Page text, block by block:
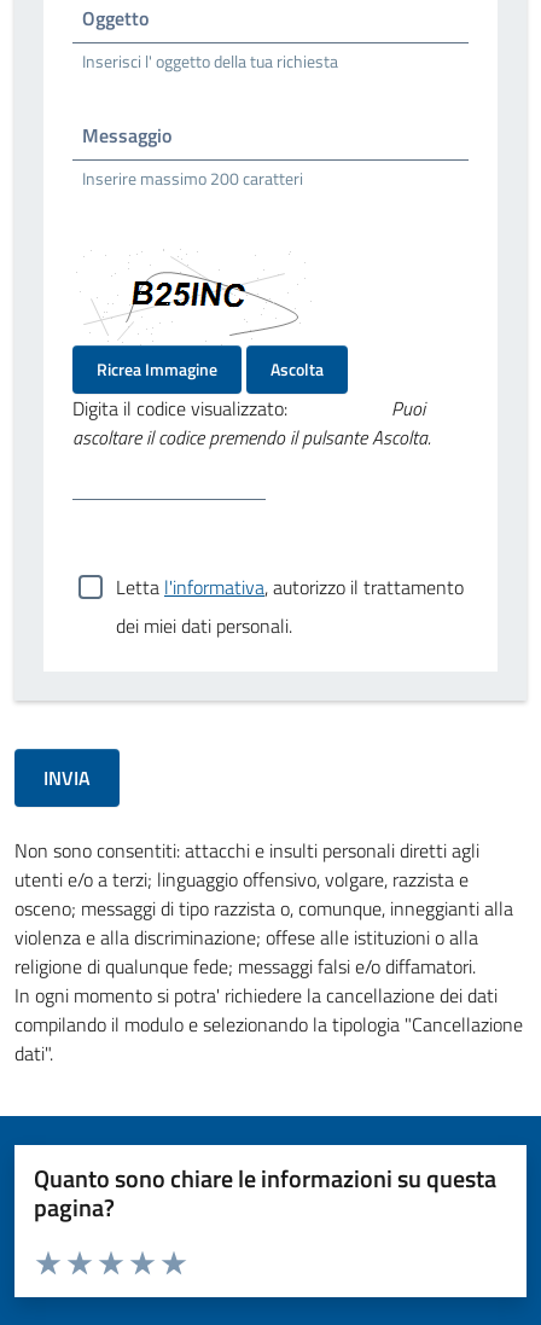
Oggetto
Inserisci l' oggetto della tua richiesta
Messaggio
Inserire massimo 200 caratteri
Ricrea Immagine Ascolta
Digita il codice visualizzato:
Puoi
ascoltare il codice premendo il pulsante Ascolta.
Letta l'informativa, autorizzo il trattamento
dei miei dati personali.
Non sono consentiti: attacchi e insulti personali diretti agli
utenti e/o a terzi; linguaggio offensivo, volgare, razzista e
osceno; messaggi di tipo razzista o, comunque, inneggianti alla
violenza e alla discriminazione; offese alle istituzioni o alla
religione di qualunque fede; messaggi falsi e/o diffamatori.
In ogni momento si potra' richiedere la cancellazione dei dati
compilando il modulo e selezionando la tipologia "Cancellazione
dati".
Quanto sono chiare le informazioni su questa
pagina?
Valuta da 1 a 5 stelle la pagina
Valuta 5 stelle su 5
Valuta 4 stelle su 5
Valuta 3 stelle su 5
Valuta 2 stelle su 5
Valuta 1 stelle su 5